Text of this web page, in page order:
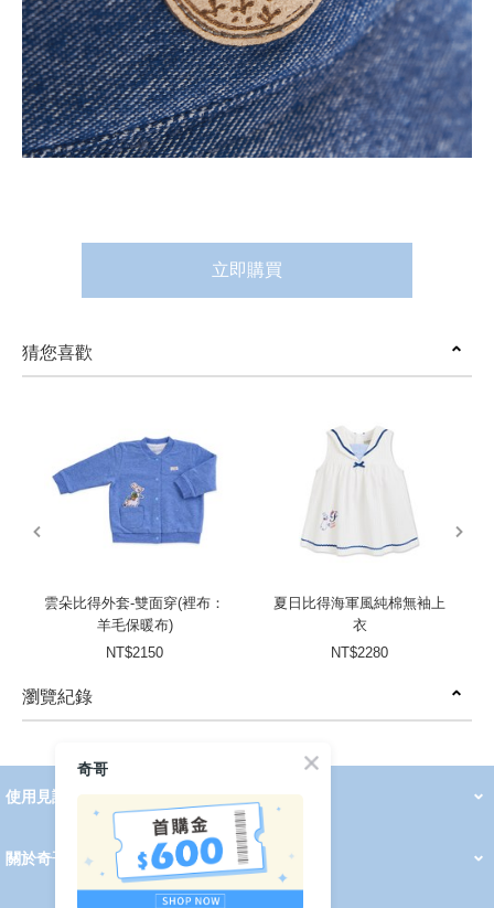
立即購買
猜您喜歡
雲朵比得外套-雙面穿(裡布：
羊毛保暖布)
NT$2150
夏日比得海軍風純棉無袖上
衣
NT$2280
瀏覽紀錄
prev
next
使用見證 線上DM
2026 PADDINGTON 春夏服飾
2026 Peter Rabbit 春夏服飾
2026 CHIC BASICS春夏服飾
2026 Chic“a”Bon 派對禮服系列
2026 Chic“a”Bon 春夏服飾
媽咪購物指南
關於奇哥
奇哥的故事
育兒資訊站
會員中心
會員權益說明
我的帳戶
訂單查詢
紅利點數
修改會員資料
活動報名
奇哥